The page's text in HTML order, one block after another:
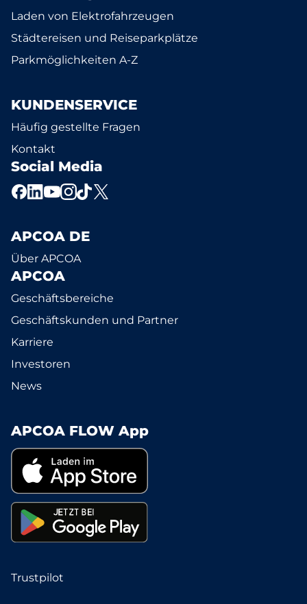
Laden von Elektrofahrzeugen
Städtereisen und Reiseparkplätze
Parkmöglichkeiten A-Z
KUNDENSERVICE
Häufig gestellte Fragen
Kontakt
Social Media
APCOA DE
Über APCOA
APCOA
Geschäftsbereiche
Geschäftskunden und Partner
Karriere
Investoren
News
APCOA FLOW App
Trustpilot